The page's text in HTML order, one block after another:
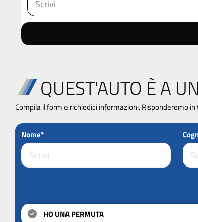
QUEST'AUTO È A
Compila il form e richiedici informazioni. Risponderemo
Nome*
HO UNA PERMUTA